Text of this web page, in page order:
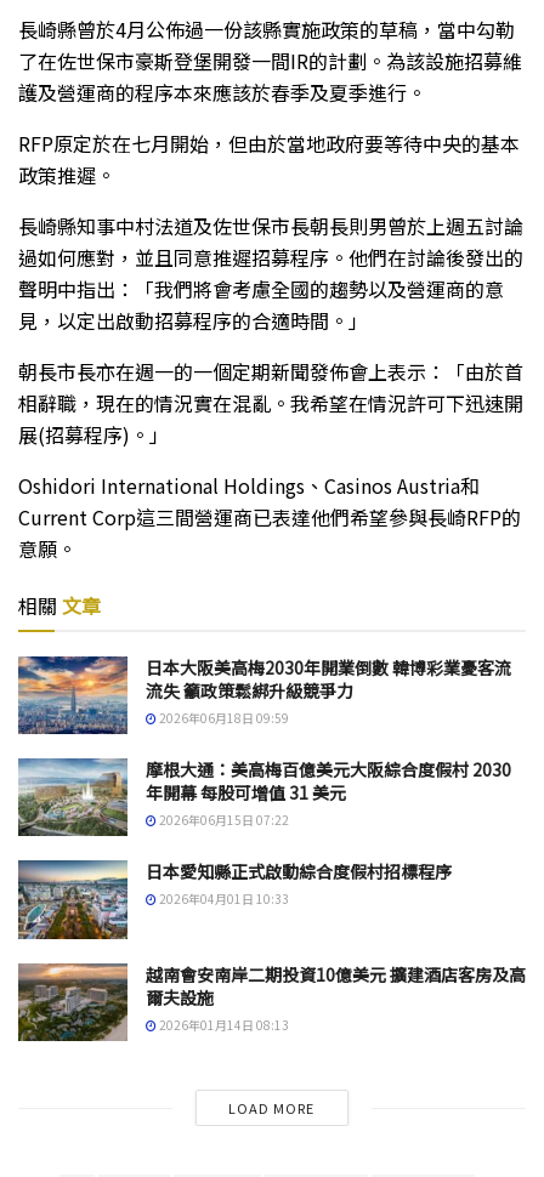
長崎縣曾於4月公佈過一份該縣實施政策的草稿，當中勾勒
了在佐世保市豪斯登堡開發一間IR的計劃。為該設施招募維
護及營運商的程序本來應該於春季及夏季進行。
RFP原定於在七月開始，但由於當地政府要等待中央的基本
政策推遲。
長崎縣知事中村法道及佐世保市長朝長則男曾於上週五討論
過如何應對，並且同意推遲招募程序。他們在討論後發出的
聲明中指出：「我們將會考慮全國的趨勢以及營運商的意
見，以定出啟動招募程序的合適時間。」
朝長市長亦在週一的一個定期新聞發佈會上表示：「由於首
相辭職，現在的情況實在混亂。我希望在情況許可下迅速開
展(招募程序)。」
Oshidori International Holdings、Casinos Austria和
Current Corp這三間營運商已表達他們希望參與長崎RFP的
意願。
相關 文章
日本大阪美高梅2030年開業倒數 韓博彩業憂客流
流失 籲政策鬆綁升級競爭力
2026年06月18日 09:59
摩根大通：美高梅百億美元大阪綜合度假村 2030
年開幕 每股可增值 31 美元
2026年06月15日 07:22
日本愛知縣正式啟動綜合度假村招標程序
2026年04月01日 10:33
越南會安南岸二期投資10億美元 擴建酒店客房及高
爾夫設施
2026年01月14日 08:13
LOAD MORE